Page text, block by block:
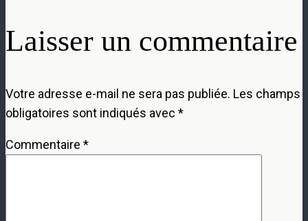
Laisser un commentaire
Votre adresse e-mail ne sera pas publiée. Les champs
obligatoires sont indiqués avec *
Commentaire *